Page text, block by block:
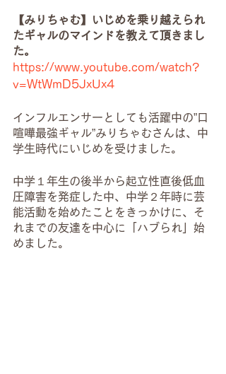
【みりちゃむ】いじめを乗り越えられ
たギャルのマインドを教えて頂きまし
た。
https://www.youtube.com/watch?
v=WtWmD5JxUx4
インフルエンサーとしても活躍中の”口
喧嘩最強ギャル”みりちゃむさんは、中
学生時代にいじめを受けました。
中学１年生の後半から起立性直後低血
圧障害を発症した中、中学２年時に芸
能活動を始めたことをきっかけに、そ
れまでの友達を中心に「ハブられ」始
めました。